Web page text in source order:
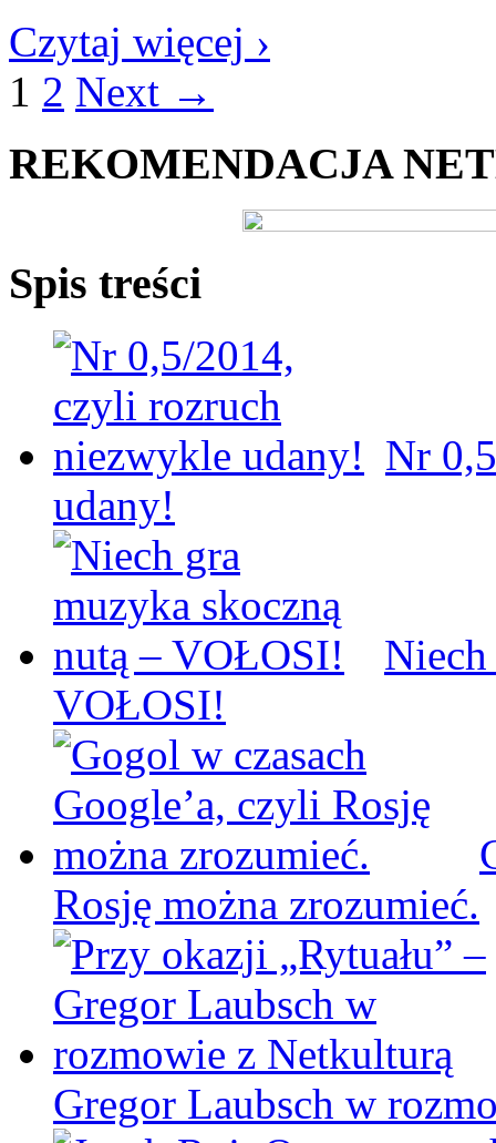
Czytaj więcej ›
1 2 Next →
REKOMENDACJA
Spis treści
Nr
udany!
VOŁOSI!
Rosję można zrozumieć.
Gregor Laubsch w